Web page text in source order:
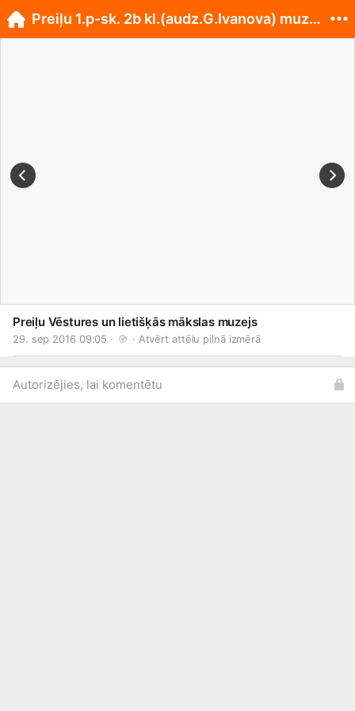
Preiļu Vēstures un lietišķās mākslas muzejs
29. sep 2016 09:05 · · Atvērt attēlu pilnā izmērā
Autorizējies, lai komentētu
Preiļu 1.p-sk. 2b kl.(audz.G.Ivanova) muzejā